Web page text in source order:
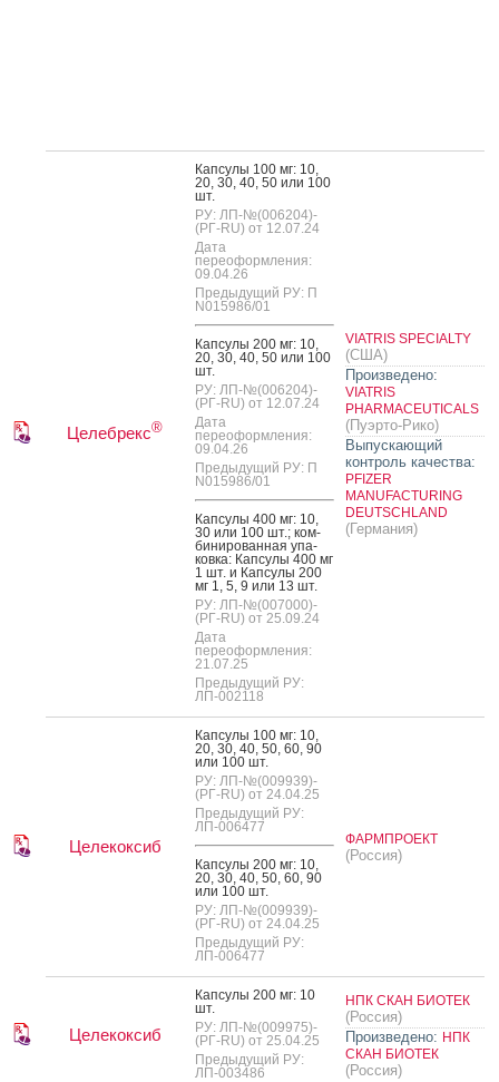
Целебрекс®
Кап­су­лы 100 мг: 10,
20, 30, 40, 50 или 100
шт.
РУ: ЛП-№(006204)-
(РГ-RU) от 12.07.24
Дата
переоформления:
09.04.26
Предыдущий РУ: П
N015986/01
Кап­су­лы 200 мг: 10,
20, 30, 40, 50 или 100
шт.
РУ: ЛП-№(006204)-
(РГ-RU) от 12.07.24
Дата
переоформления:
09.04.26
Предыдущий РУ: П
N015986/01
Кап­су­лы 400 мг: 10,
30 или 100 шт.; ком­
би­ниро­ван­ная упа­
ков­ка: Кап­су­лы 400 мг
1 шт. и Кап­су­лы 200
мг 1, 5, 9 или 13 шт.
РУ: ЛП-№(007000)-
(РГ-RU) от 25.09.24
Дата
переоформления:
21.07.25
Предыдущий РУ:
ЛП-002118
VIATRIS SPECIALTY
(США)
Произведено:
VIATRIS
PHARMACEUTICALS
(Пуэрто-Рико)
Выпускающий
контроль качества:
PFIZER
MANUFACTURING
DEUTSCHLAND
(Германия)
Целекоксиб
Кап­су­лы 100 мг: 10,
20, 30, 40, 50, 60, 90
или 100 шт.
РУ: ЛП-№(009939)-
(РГ-RU) от 24.04.25
Предыдущий РУ:
ЛП-006477
Кап­су­лы 200 мг: 10,
20, 30, 40, 50, 60, 90
или 100 шт.
РУ: ЛП-№(009939)-
(РГ-RU) от 24.04.25
Предыдущий РУ:
ЛП-006477
ФАРМПРОЕКТ
(Россия)
Целекоксиб
Кап­су­лы 200 мг: 10
шт.
РУ: ЛП-№(009975)-
(РГ-RU) от 25.04.25
Предыдущий РУ:
ЛП-003486
НПК СКАН БИОТЕК
(Россия)
Произведено: НПК
СКАН БИОТЕК
(Россия)